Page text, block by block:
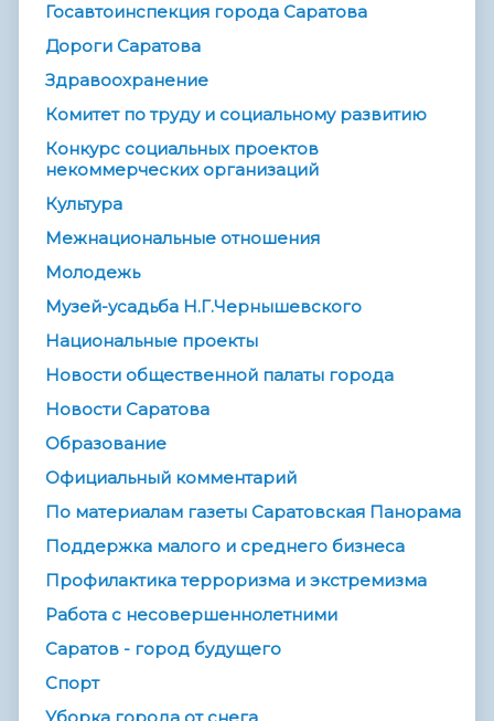
Госавтоинспекция города Саратова
Дороги Саратова
Здравоохранение
Комитет по труду и социальному развитию
Конкурс социальных проектов
некоммерческих организаций
Культура
Межнациональные отношения
Молодежь
Музей-усадьба Н.Г.Чернышевского
Национальные проекты
Новости общественной палаты города
Новости Саратова
Образование
Официальный комментарий
По материалам газеты Саратовская Панорама
Поддержка малого и среднего бизнеса
Профилактика терроризма и экстремизма
Работа с несовершеннолетними
Саратов - город будущего
Спорт